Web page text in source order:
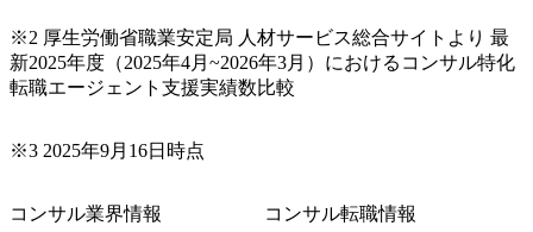
ーションの開発 など) シンプレクスの顧客基盤、エンジニ
アケイパビリティを活かた確度の高い事業立ち上げが経験
できる 2026年8月21日(金) 19:30〜21:30 (19:20開場) 2026年8
く可能性がございます。 このたび、ファーム経験者の方を
できる機会ですので、ぜひご参加ください。 当日はXspear
※2 厚生労働省職業安定局 人材サービス総合サイトより 最
新2025年度（2025年4月~2026年3月）におけるコンサル特化
転職エージェント支援実績数比較
※3 2025年9月16日時点
コンサル業界情報 コンサル転職情報